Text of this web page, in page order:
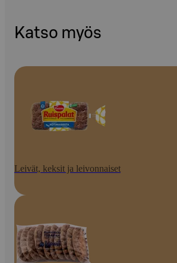
Katso myös
Leivät, keksit ja leivonnaiset